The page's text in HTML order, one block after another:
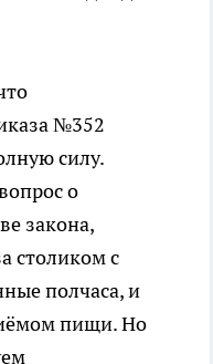
№352
силу.
о
закона,
столиком с
полчаса, и
пищи. Но